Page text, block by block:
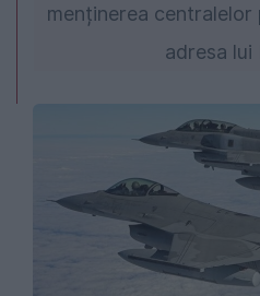
menținerea centralelor
adresa lui